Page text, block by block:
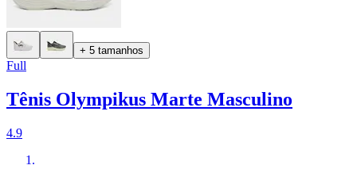
+ 5 tamanhos
Full
Tênis Olympikus Marte Masculino
4.9